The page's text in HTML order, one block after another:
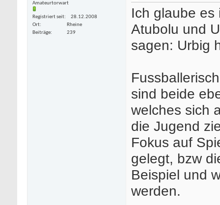
Amateurtorwart
Registriert seit
28.12.2008
Ort
Rheine
Beiträge
239
Ich glaube es
Atubolu und
sagen: Urbig
sind beide
welches sich
die Jugend
Fokus auf
gelegt, bzw
Beispiel und
werden.